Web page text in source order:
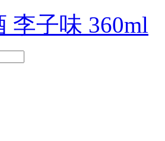
李子味 360ml